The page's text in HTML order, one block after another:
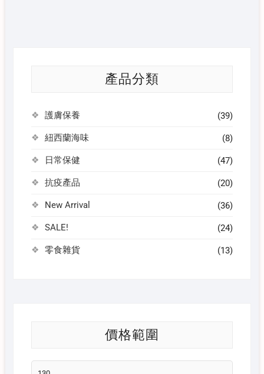
產品分類
護膚保養 (39)
紐西蘭海味 (8)
日常保健 (47)
抗疫產品 (20)
New Arrival (36)
SALE! (24)
零食雜貨 (13)
價格範圍
Min